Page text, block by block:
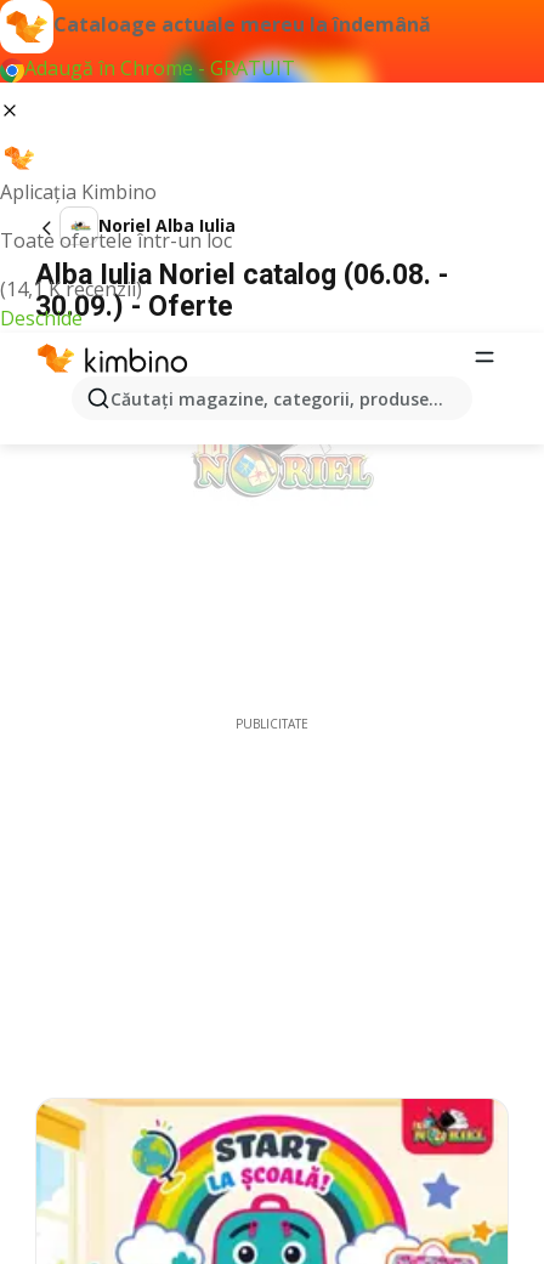
Cataloage actuale mereu la îndemână
Adaugă în Chrome - GRATUIT
Aplicația Kimbino
Toate ofertele într-un loc
(14,1 K recenzii)
Deschide
Căutaţi magazine, categorii, produse...
Noriel Alba Iulia
Alba Iulia Noriel catalog (06.08. -
30.09.) - Oferte
PUBLICITATE